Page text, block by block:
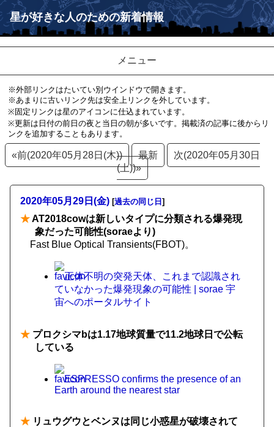
星が好きな人のための新着情報
メニュー
※外部リンクはたいてい別ウインドウで開きます。
※あまりに古いリンク先は安全上リンクを外しています。
※固定リンクは星のアイコンに仕込まれています。
※更新は日付の前日の夜と当日の朝が多いです。掲載済の記事に後からリ
ンクを追加することもあります。
«前(2020年05月28日(木)) 最新
次(2020年05月30日
(土))»
2020年05月29日(金) [過去の同じ日 ]
★AT2018cowは新しいタイプに分類される爆発現
象だった可能性(soraeより)
Fast Blue Optical Transients(FBOT)。
正体不明の突発天体、これまで認識され
ていなかった爆発現象の可能性 | sorae 宇
宙へのポータルサイト
★ プロクシマbは1.17地球質量で11.2地球日で公転
している
ESPRESSO confirms the presence of an
Earth around the nearest star
★ リュウグウとベンヌは同じ小惑星が破壊されて